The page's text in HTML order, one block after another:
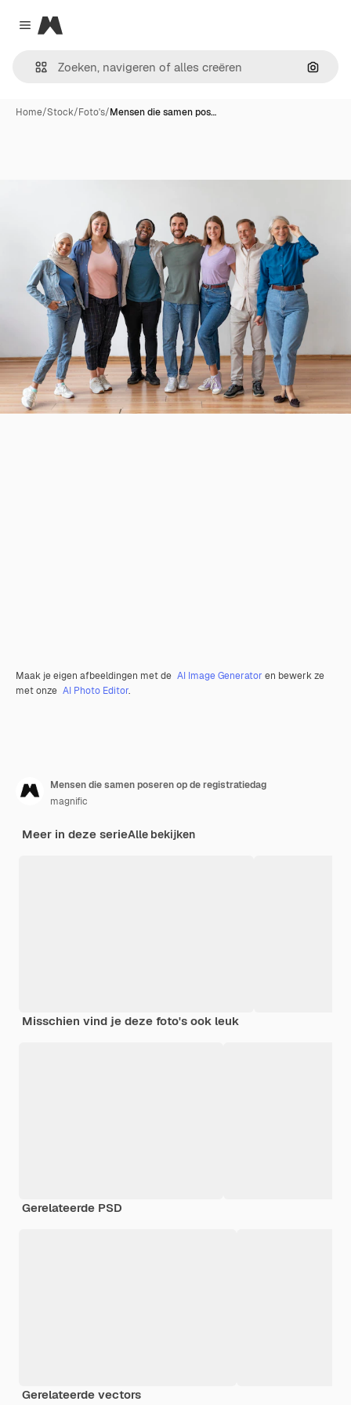
Close menu
Magnific
Home/Stock/Foto's/Mensen die samen pos…
Maak je eigen afbeeldingen met de AI Image Generator en bewerk ze
met onze AI Photo Editor.
Mensen die samen poseren op de registratiedag
magnific
Meer in deze serieAlle bekijken
Misschien vind je deze foto's ook leuk
Gerelateerde PSD
Gerelateerde vectors